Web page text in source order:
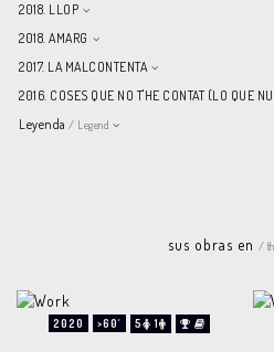
2018. LLOP
2018. AMARG
2017. LA MALCONTENTA
2016. COSES QUE NO T'HE CONTAT (LO QUE
Leyenda / Legend
sus obras en /
2020 >60' 5 1